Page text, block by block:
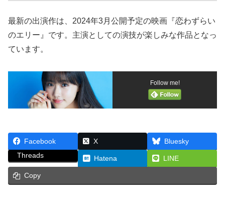
最新の出演作は、2024年3月公開予定の映画『恋わずらい
のエリー』です。主演としての演技が楽しみな作品となっ
ています。
Follow me!
Facebook X
Bluesky
Threads
Hatena LINE
Copy